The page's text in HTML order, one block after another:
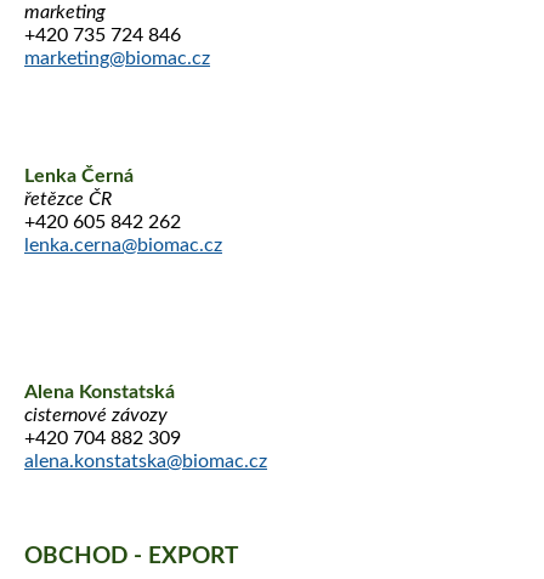
marketing
+420 735 724 846
marketing@biomac.cz
Lenka Černá
řetězce ČR
+420 605 842 262
lenka.cerna@biomac.cz
Alena Konstatská
cisternové závozy
+420 704 882 309
alena.konstatska@biomac.cz
OBCHOD - EXPORT